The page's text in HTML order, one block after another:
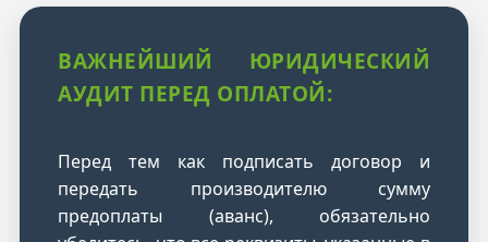
ВАЖНЕЙШИЙ ЮРИДИЧЕСКИЙ
АУДИТ ПЕРЕД ОПЛАТОЙ:
Перед тем как подписать договор и
передать производителю сумму
предоплаты (аванс), обязательно